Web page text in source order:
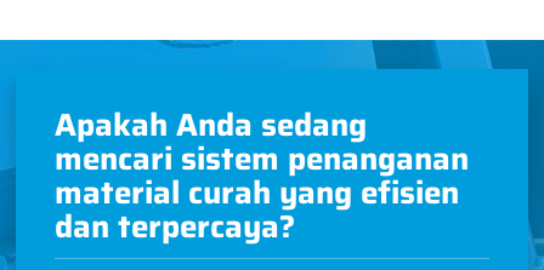
Apakah Anda sedang
mencari sistem penanganan
material curah yang efisien
dan terpercaya?